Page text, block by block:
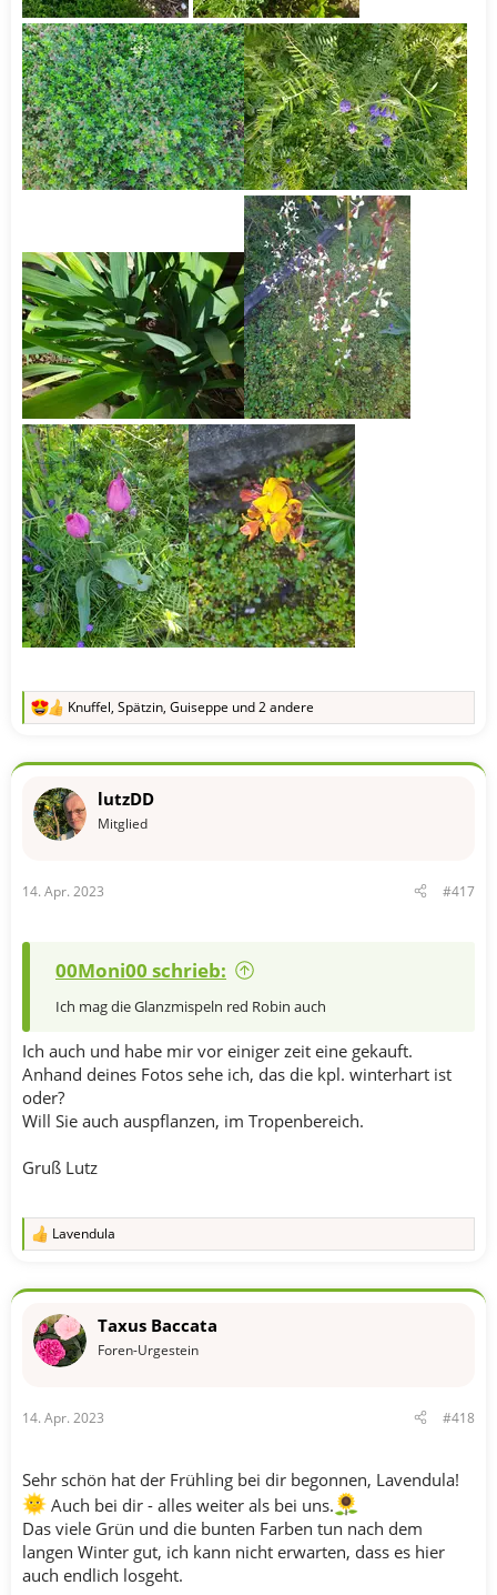
R
k
o
:
Knuffel, Spätzin, Guiseppe und 2 andere
lutzDD
Mitglied
14. Apr. 2023 #417
00Moni00 schrieb:
Ich mag die Glanzmispeln red Robin auch
Ich auch und habe mir vor einiger zeit eine gekauft.
Anhand deines Fotos sehe ich, das die kpl. winterhart ist
oder?
Will Sie auch auspflanzen, im Tropenbereich.
Gruß Lutz
R
k
o
:
Lavendula
Taxus Baccata
Foren-Urgestein
14. Apr. 2023 #418
Sehr schön hat der Frühling bei dir begonnen, Lavendula!
Auch bei dir - alles weiter als bei uns.
Das viele Grün und die bunten Farben tun nach dem
langen Winter gut, ich kann nicht erwarten, dass es hier
auch endlich losgeht.